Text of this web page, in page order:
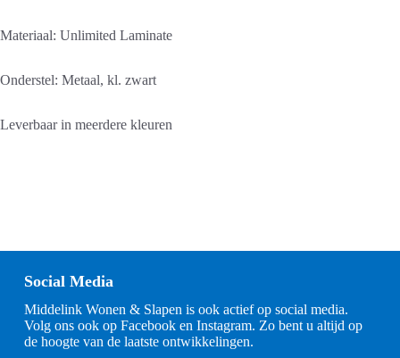
Materiaal: Unlimited Laminate
Onderstel: Metaal, kl. zwart
Leverbaar in meerdere kleuren
Social Media
Middelink Wonen & Slapen is ook actief op social media.
Volg ons ook op Facebook en Instagram. Zo bent u altijd op
de hoogte van de laatste ontwikkelingen.